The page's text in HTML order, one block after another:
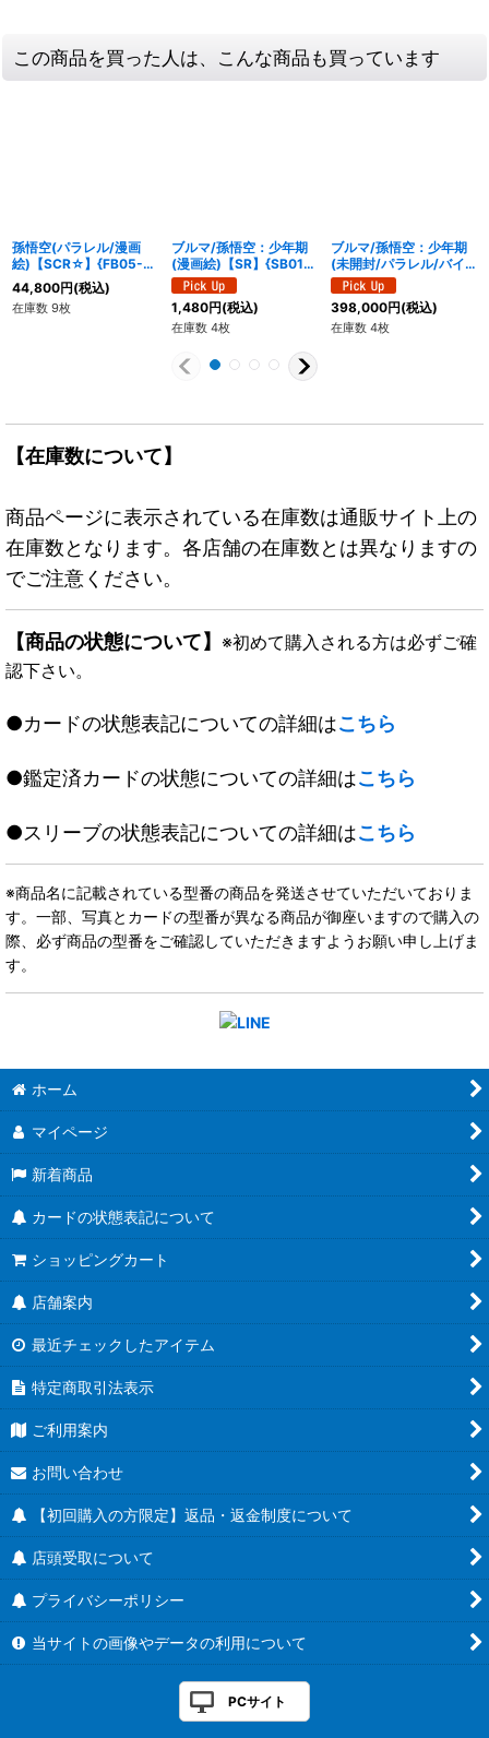
この商品を買った人は、こんな商品も買っています
孫悟空(パラレル/漫画
絵)【SCR☆】{FB05-
119[SB01]}
44,800円(税込)
在庫数 9枚
ブルマ/孫悟空：少年期
(漫画絵)【SR】{SB01-
057}
1,480円(税込)
在庫数 4枚
ブルマ/孫悟空：少年期
(未開封/パラレル/バイ
ク/漫画絵)【SR☆】
{SB01-057}
398,000円(税込)
在庫数 4枚
【在庫数について】
商品ページに表示されている在庫数は通販サイト上の
在庫数となります。各店舗の在庫数とは異なりますの
でご注意ください。
【商品の状態について】 ※初めて購入される方は必ずご確
認下さい。
●カードの状態表記についての詳細はこちら
●鑑定済カードの状態についての詳細はこちら
●スリーブの状態表記についての詳細はこちら
※商品名に記載されている型番の商品を発送させていただいておりま
す。一部、写真とカードの型番が異なる商品が御座いますので購入の
際、必ず商品の型番をご確認していただきますようお願い申し上げま
す。
ホーム
マイページ
新着商品
カードの状態表記について
ショッピングカート
店舗案内
最近チェックしたアイテム
特定商取引法表示
ご利用案内
お問い合わせ
【初回購入の方限定】返品・返金制度について
店頭受取について
プライバシーポリシー
当サイトの画像やデータの利用について
PCサイト